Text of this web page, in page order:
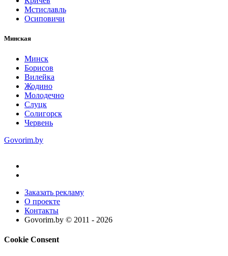
Мстиславль
Осиповичи
Минская
Минск
Борисов
Вилейка
Жодино
Молодечно
Слуцк
Солигорск
Червень
Govorim.by
Заказать рекламу
О проекте
Контакты
Govorim.by © 2011 - 2026
Cookie Consent